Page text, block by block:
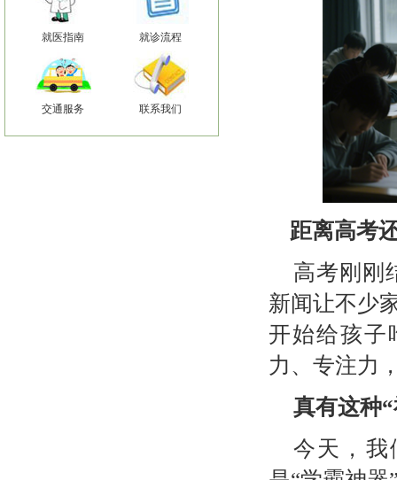
就医指南 就诊流程
交通服务 联系我们
距离高考
高考刚刚
新闻让不少
开始给孩子
力、专注力
真有这种
今天，我